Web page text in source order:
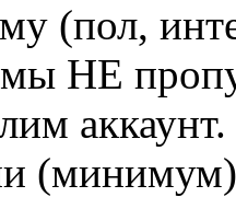
(пол,
НЕ